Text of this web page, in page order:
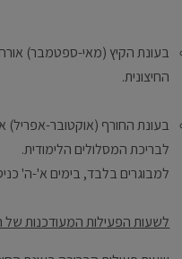
בעונת הקיץ (מאי-ספטמבר)
החיצונית.
בעונת החורף (אוקטובר-אפריל)
לבריכת המסלולים הלימודית.
למבוגרים בלבד, בימים א'-ה'
לשעות הפעילות המעודכנות של